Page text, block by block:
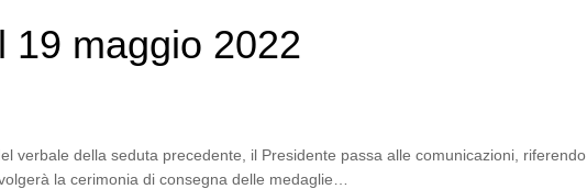
19 maggio 2022
verbale della seduta precedente, il Presidente passa alle comunicazioni,
la cerimonia di consegna delle medaglie…